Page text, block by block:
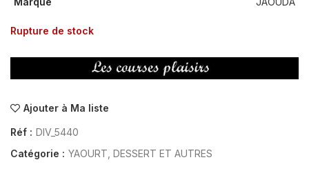
Rupture de stock
Ajouter à Ma liste
Réf : DIV_5440
Catégorie : YAOURT, DESSERT ET AUTRES